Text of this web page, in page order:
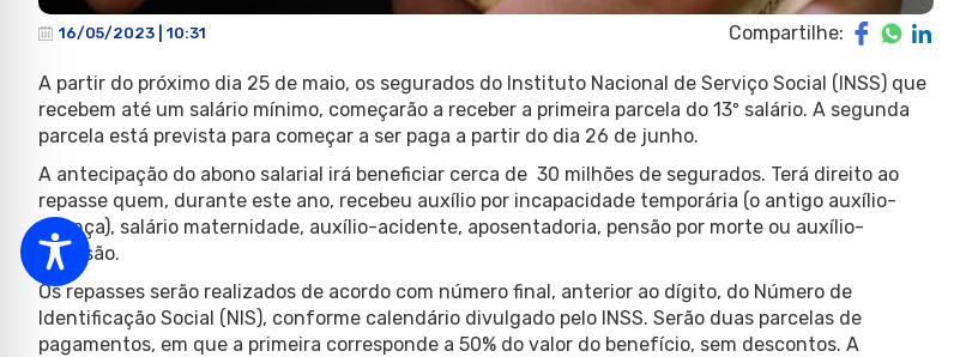
16/05/2023 | 10:31 Compartilhe:
A partir do próximo dia 25 de maio, os segurados do Instituto Nacional de Serviço Social (INSS) que
recebem até um salário mínimo, começarão a receber a primeira parcela do 13º salário. A segunda
parcela está prevista para começar a ser paga a partir do dia 26 de junho.
A antecipação do abono salarial irá beneficiar cerca de 30 milhões de segurados. Terá direito ao
repasse quem, durante este ano, recebeu auxílio por incapacidade temporária (o antigo auxílio-
doença), salário maternidade, auxílio-acidente, aposentadoria, pensão por morte ou auxílio-
reclusão.
Os repasses serão realizados de acordo com número final, anterior ao dígito, do Número de
Identificação Social (NIS), conforme calendário divulgado pelo INSS. Serão duas parcelas de
pagamentos, em que a primeira corresponde a 50% do valor do benefício, sem descontos. A